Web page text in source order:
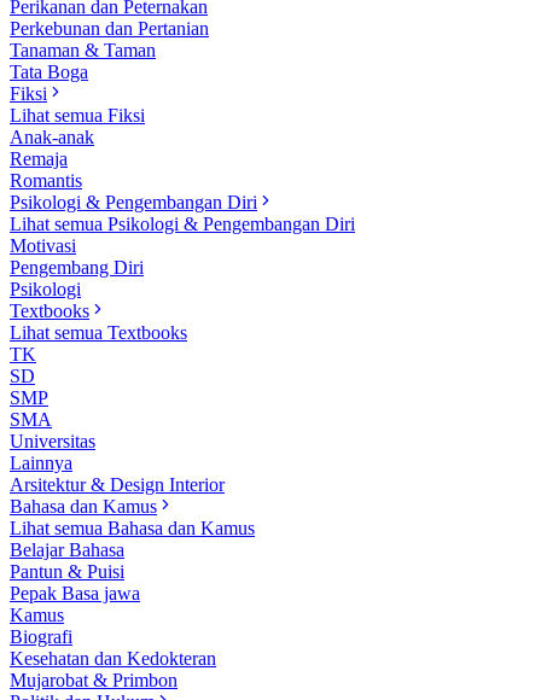
Perikanan dan Peternakan
Perkebunan dan Pertanian
Tanaman & Taman
Tata Boga
Fiksi
Lihat semua Fiksi
Anak-anak
Remaja
Romantis
Psikologi & Pengembangan Diri
Lihat semua Psikologi & Pengembangan Diri
Motivasi
Pengembang Diri
Psikologi
Textbooks
Lihat semua Textbooks
TK
SD
SMP
SMA
Universitas
Lainnya
Arsitektur & Design Interior
Bahasa dan Kamus
Lihat semua Bahasa dan Kamus
Belajar Bahasa
Pantun & Puisi
Pepak Basa jawa
Kamus
Biografi
Kesehatan dan Kedokteran
Mujarobat & Primbon